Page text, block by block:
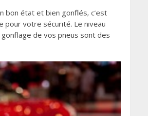
bon état et bien gonflés, c’est
pour votre sécurité. Le niveau
gonflage de vos pneus sont des